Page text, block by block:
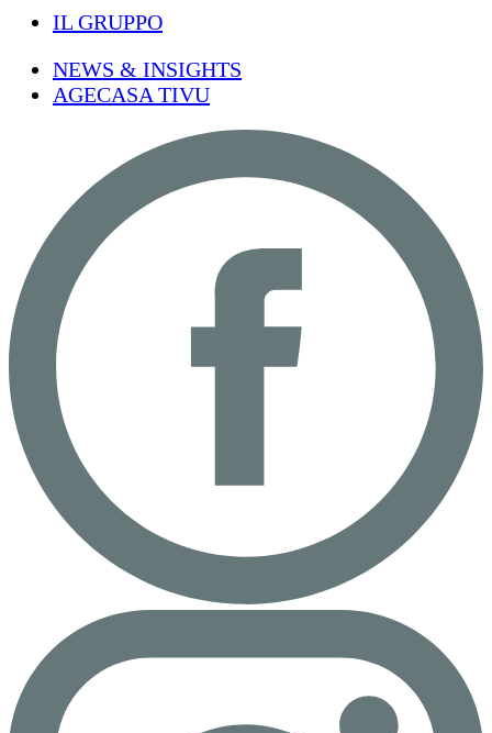
IL GRUPPO
NEWS & INSIGHTS
AGECASA TIVU